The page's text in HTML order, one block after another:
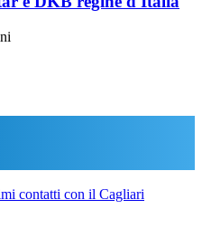
contatti con il Cagliari